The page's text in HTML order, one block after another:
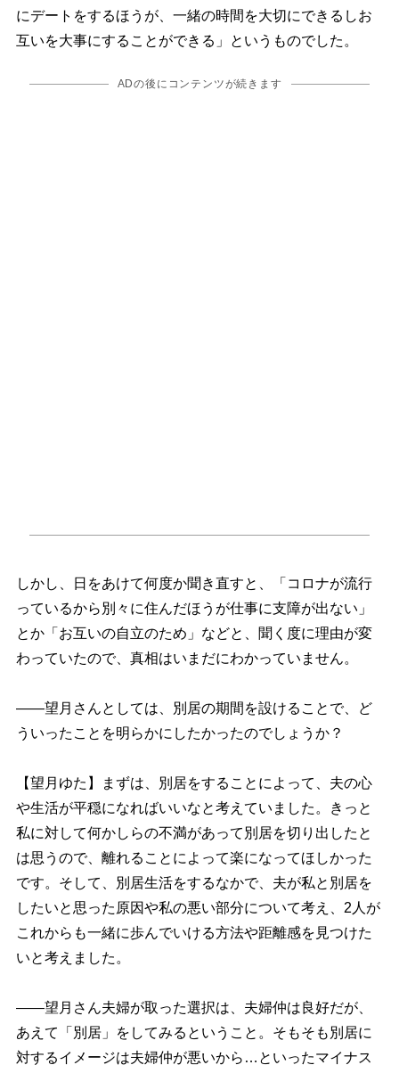
にデートをするほうが、一緒の時間を大切にできるしお
互いを大事にすることができる」というものでした。
ADの後にコンテンツが続きます
しかし、日をあけて何度か聞き直すと、「コロナが流行
っているから別々に住んだほうが仕事に支障が出ない」
とか「お互いの自立のため」などと、聞く度に理由が変
わっていたので、真相はいまだにわかっていません。
――望月さんとしては、別居の期間を設けることで、ど
ういったことを明らかにしたかったのでしょうか？
【望月ゆた】まずは、別居をすることによって、夫の心
生活が平穏になればいいなと考えていました。きっと
私に対して何かしらの不満があって別居を切り出したと
は思うので、離れることによって楽になってほしかった
です。そして、別居生活をするなかで、夫が私と別居を
したいと思った原因や私の悪い部分について考え、2人が
これからも一緒に歩んでいける方法や距離感を見つけた
いと考えました。
――望月さん夫婦が取った選択は、夫婦仲は良好だが、
あえて「別居」をしてみるということ。そもそも別居に
対するイメージは夫婦仲が悪いから…といったマイナス